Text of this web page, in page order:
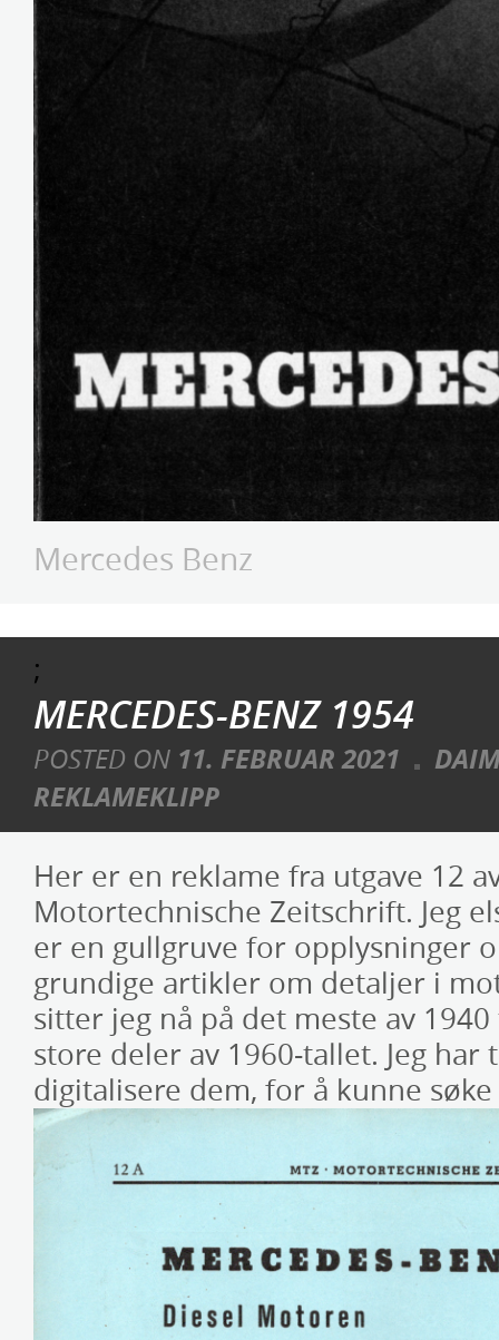
Mercedes Benz
;
MERCEDES-BENZ 1954
POSTED ON 11. FEBRUAR 2021
REKLAMEKLIPP
Her er en reklame fra utgave 12
Motortechnische Zeitschrift. Jeg
er en gullgruve for opplysninger
grundige artikler om detaljer i
sitter jeg nå på det meste av
store deler av 1960-tallet. Jeg
digitalisere dem, for å kunne